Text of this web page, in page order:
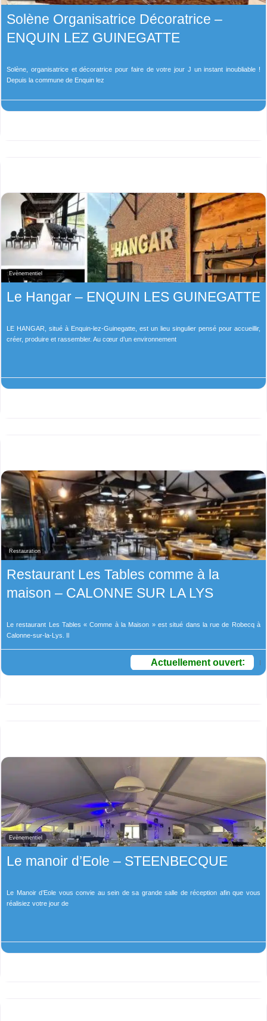
Solène Organisatrice Décoratrice –
ENQUIN LEZ GUINEGATTE
Solène, organisatrice et décoratrice pour faire de votre jour J un instant inoubliable !
Depuis la commune de Enquin lez
Evènementiel
Le Hangar – ENQUIN LES GUINEGATTE
LE HANGAR, situé à Enquin-lez-Guinegatte, est un lieu singulier pensé pour accueillir,
créer, produire et rassembler. Au cœur d’un environnement
Restauration
Restaurant Les Tables comme à la
maison – CALONNE SUR LA LYS
Le restaurant Les Tables « Comme à la Maison » est situé dans la rue de Robecq à
Calonne-sur-la-Lys. Il
Actuellement ouvert:
Evènementiel
Le manoir d’Eole – STEENBECQUE
Le Manoir d’Eole vous convie au sein de sa grande salle de réception afin que vous
réalisiez votre jour de